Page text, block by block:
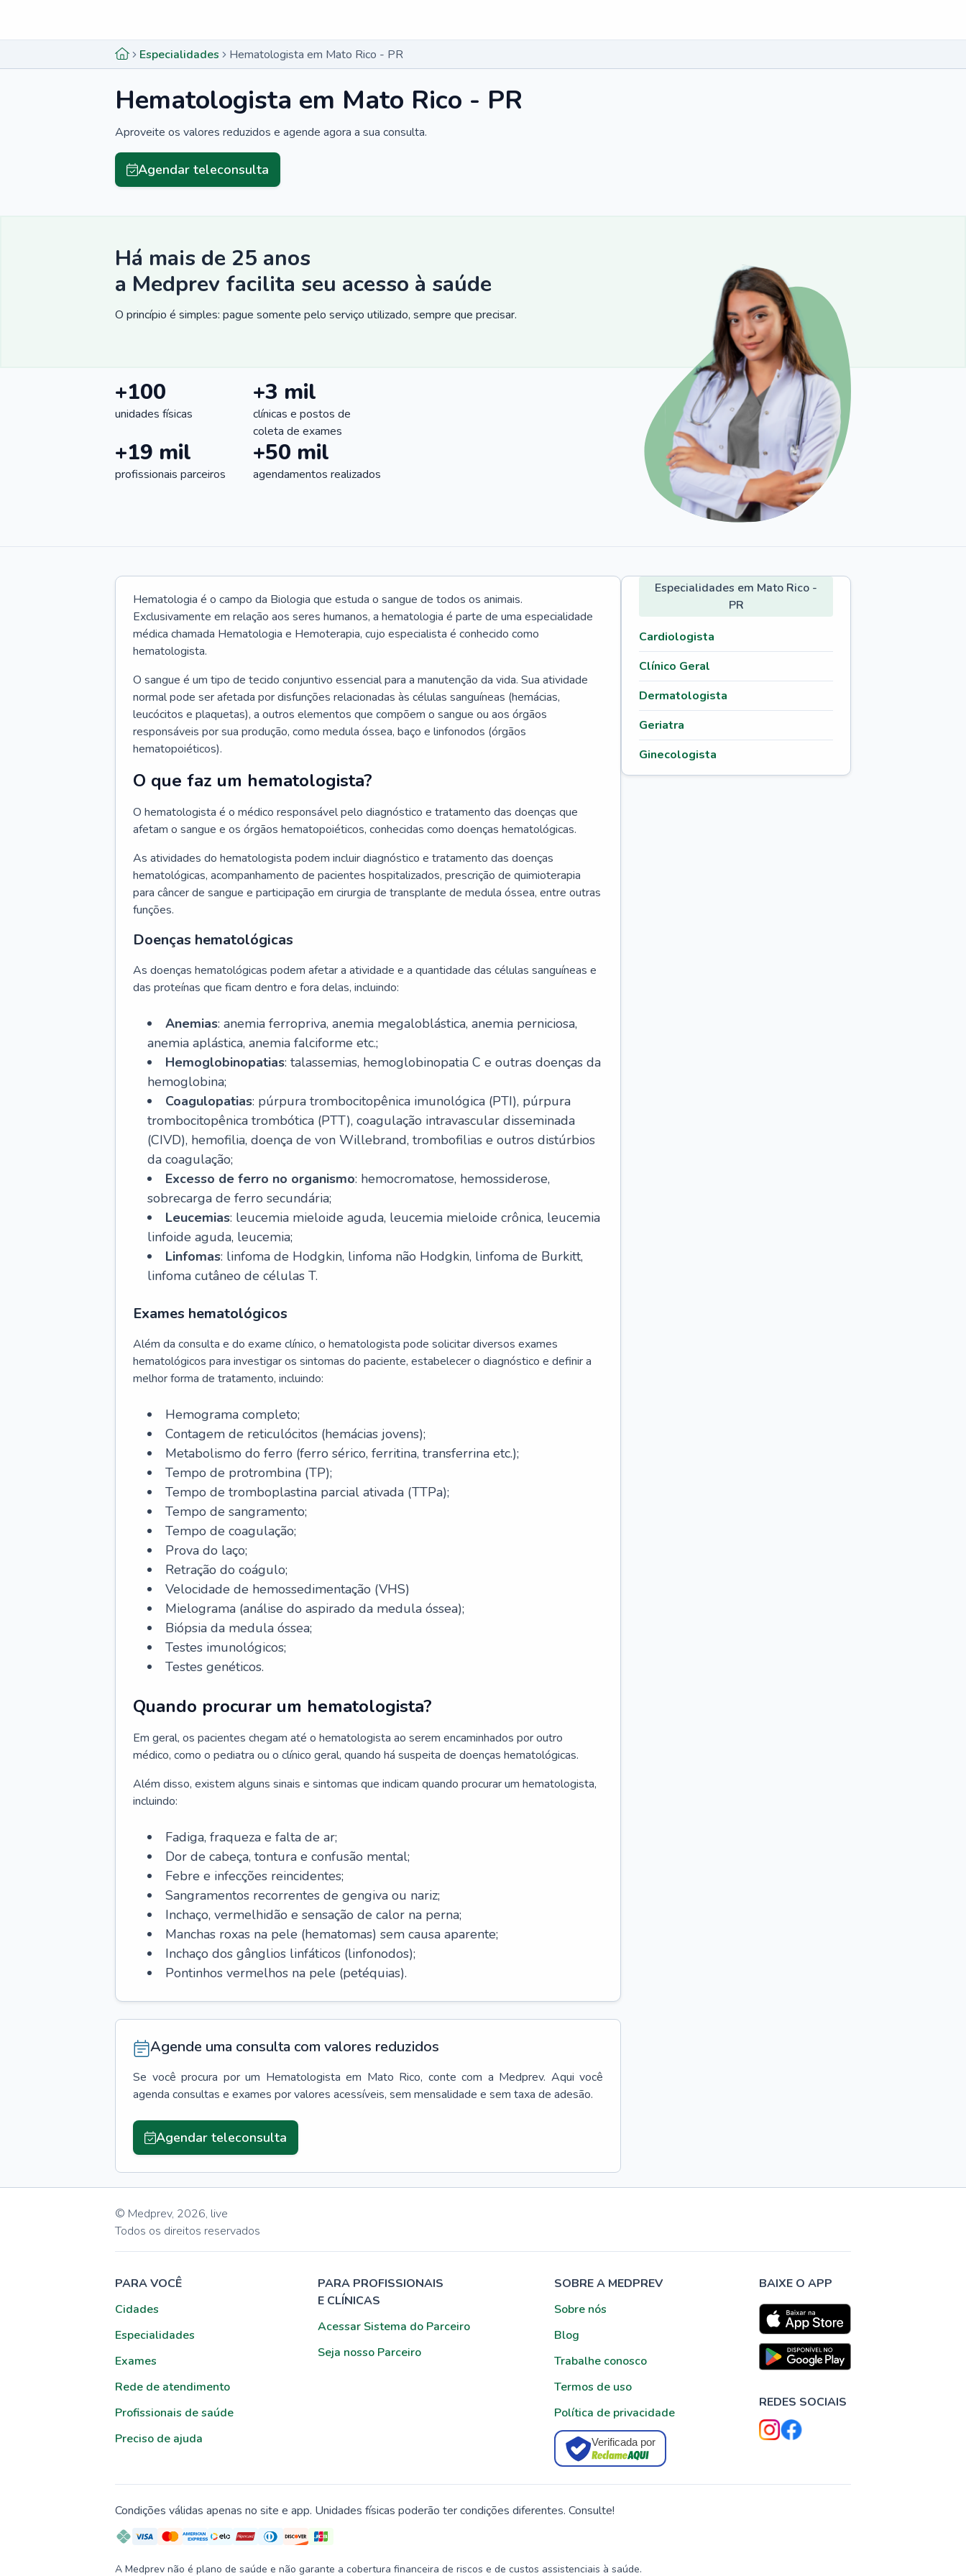
Especialidades Hematologista em Mato Rico - PR
Hematologista em Mato Rico - PR
Aproveite os valores reduzidos e agende agora a sua consulta.
Agendar teleconsulta
Há mais de 25 anos
a Medprev facilita seu acesso à saúde
O princípio é simples: pague somente pelo serviço utilizado, sempre que precisar.
+100
unidades físicas
+3 mil
clínicas e postos de
coleta de exames
+19 mil
profissionais parceiros
+50 mil
agendamentos realizados
Hematologia é o campo da Biologia que estuda o sangue de todos os animais.
Exclusivamente em relação aos seres humanos, a hematologia é parte de uma especialidade
médica chamada Hematologia e Hemoterapia, cujo especialista é conhecido como
hematologista.
O sangue é um tipo de tecido conjuntivo essencial para a manutenção da vida. Sua atividade
normal pode ser afetada por disfunções relacionadas às células sanguíneas (hemácias,
leucócitos e plaquetas), a outros elementos que compõem o sangue ou aos órgãos
responsáveis por sua produção, como medula óssea, baço e linfonodos (órgãos
hematopoiéticos).
O que faz um hematologista?
O hematologista é o médico responsável pelo diagnóstico e tratamento das doenças que
afetam o sangue e os órgãos hematopoiéticos, conhecidas como doenças hematológicas.
As atividades do hematologista podem incluir diagnóstico e tratamento das doenças
hematológicas, acompanhamento de pacientes hospitalizados, prescrição de quimioterapia
para câncer de sangue e participação em cirurgia de transplante de medula óssea, entre outras
funções.
Doenças hematológicas
As doenças hematológicas podem afetar a atividade e a quantidade das células sanguíneas e
das proteínas que ficam dentro e fora delas, incluindo:
Anemias: anemia ferropriva, anemia megaloblástica, anemia perniciosa,
anemia aplástica, anemia falciforme etc.;
Hemoglobinopatias: talassemias, hemoglobinopatia C e outras doenças da
hemoglobina;
Coagulopatias: púrpura trombocitopênica imunológica (PTI), púrpura
trombocitopênica trombótica (PTT), coagulação intravascular disseminada
(CIVD), hemofilia, doença de von Willebrand, trombofilias e outros distúrbios
da coagulação;
Excesso de ferro no organismo: hemocromatose, hemossiderose,
sobrecarga de ferro secundária;
Leucemias: leucemia mieloide aguda, leucemia mieloide crônica, leucemia
linfoide aguda, leucemia;
Linfomas: linfoma de Hodgkin, linfoma não Hodgkin, linfoma de Burkitt,
linfoma cutâneo de células T.
Exames hematológicos
Além da consulta e do exame clínico, o hematologista pode solicitar diversos exames
hematológicos para investigar os sintomas do paciente, estabelecer o diagnóstico e definir a
melhor forma de tratamento, incluindo:
Hemograma completo;
Contagem de reticulócitos (hemácias jovens);
Metabolismo do ferro (ferro sérico, ferritina, transferrina etc.);
Tempo de protrombina (TP);
Tempo de tromboplastina parcial ativada (TTPa);
Tempo de sangramento;
Tempo de coagulação;
Prova do laço;
Retração do coágulo;
Velocidade de hemossedimentação (VHS)
Mielograma (análise do aspirado da medula óssea);
Biópsia da medula óssea;
Testes imunológicos;
Testes genéticos.
Quando procurar um hematologista?
Em geral, os pacientes chegam até o hematologista ao serem encaminhados por outro
médico, como o pediatra ou o clínico geral, quando há suspeita de doenças hematológicas.
Além disso, existem alguns sinais e sintomas que indicam quando procurar um hematologista,
incluindo:
Fadiga, fraqueza e falta de ar;
Dor de cabeça, tontura e confusão mental;
Febre e infecções reincidentes;
Sangramentos recorrentes de gengiva ou nariz;
Inchaço, vermelhidão e sensação de calor na perna;
Manchas roxas na pele (hematomas) sem causa aparente;
Inchaço dos gânglios linfáticos (linfonodos);
Pontinhos vermelhos na pele (petéquias).
Agende uma consulta com valores reduzidos
Se você procura por um Hematologista em Mato Rico, conte com a Medprev. Aqui você
agenda consultas e exames por valores acessíveis, sem mensalidade e sem taxa de adesão.
Agendar teleconsulta
Especialidades em Mato Rico -
PR
Cardiologista
Clínico Geral
Dermatologista
Geriatra
Ginecologista
© Medprev, 2026, live
Todos os direitos reservados
PARA VOCÊ
Cidades
Especialidades
Exames
Rede de atendimento
Profissionais de saúde
Preciso de ajuda
PARA PROFISSIONAIS
E CLÍNICAS
Acessar Sistema do Parceiro
Seja nosso Parceiro
SOBRE A MEDPREV
Sobre nós
Blog
Trabalhe conosco
Termos de uso
Política de privacidade
Verificada por
BAIXE O APP
REDES SOCIAIS
Condições válidas apenas no site e app. Unidades físicas poderão ter condições diferentes. Consulte!
A Medprev não é plano de saúde e não garante a cobertura financeira de riscos e de custos assistenciais à saúde.